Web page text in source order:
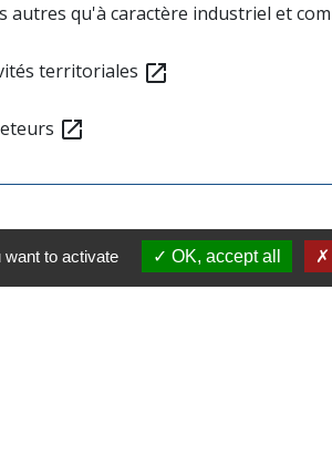
autres qu'à caractère industriel et
territoriales open_in_new
open_in_new
to activate OK, accept all